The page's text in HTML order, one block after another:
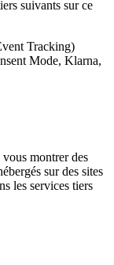
suivants sur ce
Tracking)
Mode, Klarna,
montrer des
sur des sites
les services tiers